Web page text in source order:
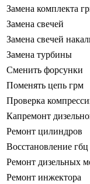
Замена комплекта
Замена свечей
Замена свечей
Замена турбины
Сменить форсунки
Поменять цепь грм
Проверка
Капремонт
Ремонт цилиндров
Восстановление гбц
Ремонт дизельных
Ремонт инжектора